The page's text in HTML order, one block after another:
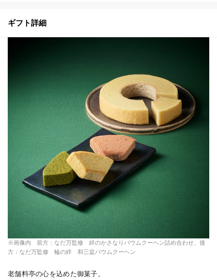
ギフト詳細
※画像内 前方：なだ万監修 絆のかさなりバウムクーヘン詰め合わせ、後
方：なだ万監修 輪の絆 和三盆バウムクーヘン
老舗料亭の心を込めた御菓子。